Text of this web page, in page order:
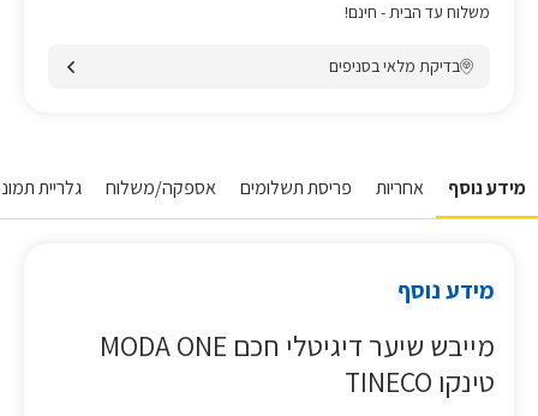
משלוח עד הבית - חינם!
בדיקת מלאי בסניפים
מידע נוסף אחריות פריסת תשלומים אספקה/משלוח גלריית
מידע נוסף
מייבש שיער דיגיטלי חכם MODA ONE
טינקו TINECO